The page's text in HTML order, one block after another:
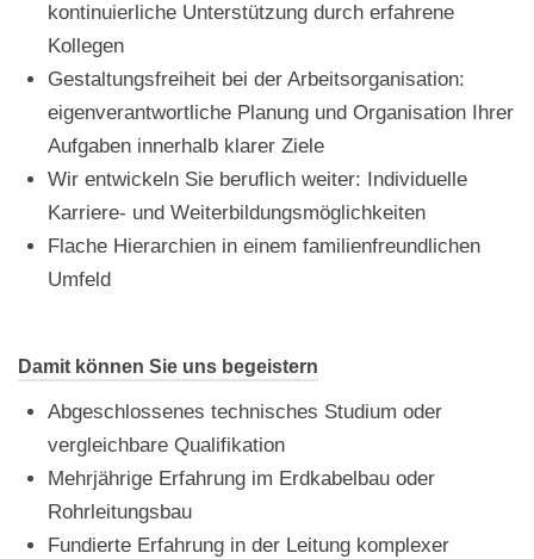
kontinuierliche Unterstützung durch erfahrene
Kollegen
Gestaltungsfreiheit bei der Arbeitsorganisation:
eigenverantwortliche Planung und Organisation Ihrer
Aufgaben innerhalb klarer Ziele
Wir entwickeln Sie beruflich weiter: Individuelle
Karriere- und Weiterbildungsmöglichkeiten
Flache Hierarchien in einem familienfreundlichen
Umfeld
Damit können Sie uns begeistern
Abgeschlossenes technisches Studium oder
vergleichbare Qualifikation
Mehrjährige Erfahrung im Erdkabelbau oder
Rohrleitungsbau
Fundierte Erfahrung in der Leitung komplexer